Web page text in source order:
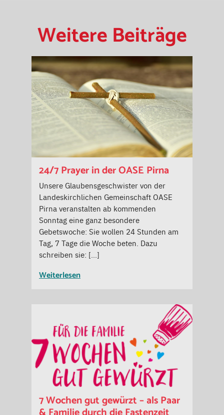
Weitere Beiträge
24/7 Prayer in der OASE Pirna
Unsere Glaubensgeschwister von der
Landeskirchlichen Gemeinschaft OASE
Pirna veranstalten ab kommenden
Sonntag eine ganz besondere
Gebetswoche: Sie wollen 24 Stunden am
Tag, 7 Tage die Woche beten. Dazu
schreiben sie: […]
Weiterlesen
7 Wochen gut gewürzt – als Paar